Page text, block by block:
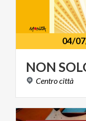
04/
NON
Centrocittà